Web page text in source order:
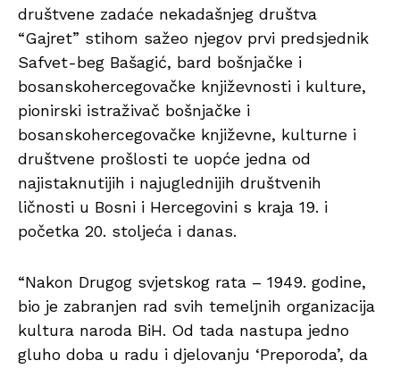
društvene zadaće nekadašnjeg društva
“Gajret” stihom sažeo njegov prvi predsjednik
Safvet-beg Bašagić, bard bošnjačke i
bosanskohercegovačke književnosti i kulture,
pionirski istraživač bošnjačke i
bosanskohercegovačke književne, kulturne i
društvene prošlosti te uopće jedna od
najistaknutijih i najuglednijih društvenih
ličnosti u Bosni i Hercegovini s kraja 19. i
početka 20. stoljeća i danas.
“Nakon Drugog svjetskog rata – 1949. godine,
bio je zabranjen rad svih temeljnih organizacija
kultura naroda BiH. Od tada nastupa jedno
gluho doba u radu i djelovanju ‘Preporoda’, da